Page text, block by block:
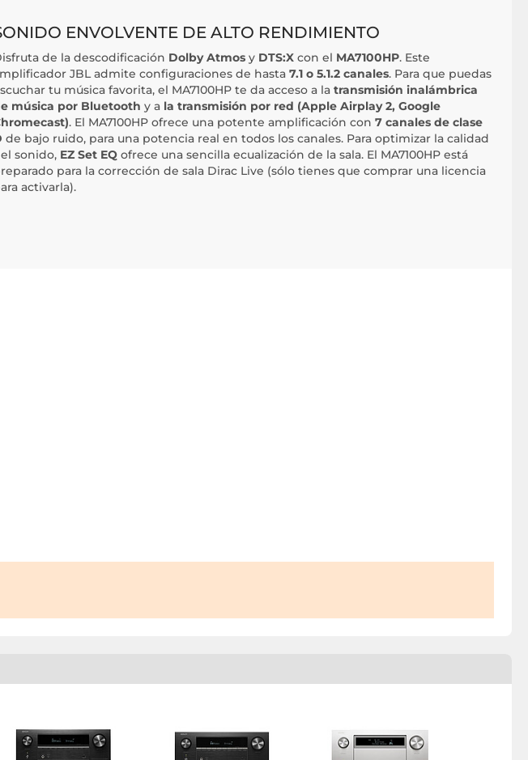
ENVOLVENTE DE ALTO RENDIMIENTO
de la descodificación Dolby Atmos y DTS:X con el MA7100HP. Este
JBL admite configuraciones de hasta 7.1 o 5.1.2 canales. Para que puedas
tu música favorita, el MA7100HP te da acceso a la transmisión inalámbrica
música por Bluetooth y a la transmisión por red (Apple Airplay 2, Google
. El MA7100HP ofrece una potente amplificación con 7 canales de clase
de bajo ruido, para una potencia real en todos los canales. Para optimizar la calidad
sonido, EZ Set EQ ofrece una sencilla ecualización de la sala. El MA7100HP está
para la corrección de sala Dirac Live (sólo tienes que comprar una licencia
activarla).